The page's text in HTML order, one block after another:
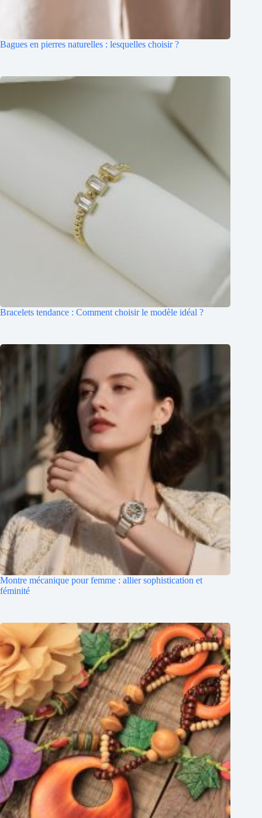
Bagues en pierres naturelles : lesquelles choisir ?
Bracelets tendance : Comment choisir le modèle idéal ?
Montre mécanique pour femme : allier sophistication et
féminité